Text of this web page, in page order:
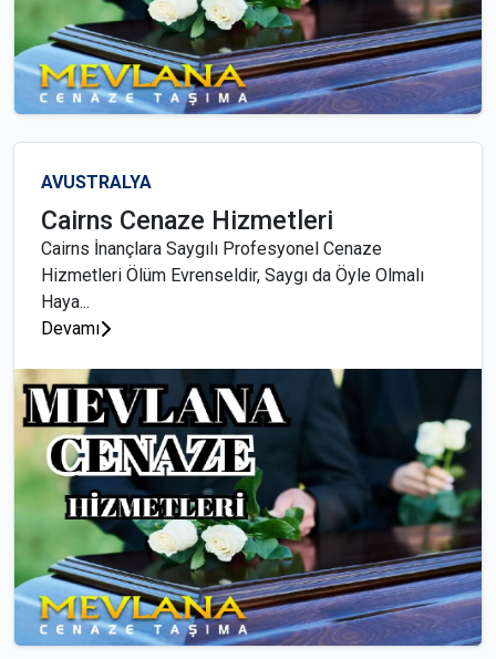
AVUSTRALYA
Cairns Cenaze Hizmetleri
Cairns İnançlara Saygılı Profesyonel Cenaze
Hizmetleri Ölüm Evrenseldir, Saygı da Öyle Olmalı
Haya...
Devamı